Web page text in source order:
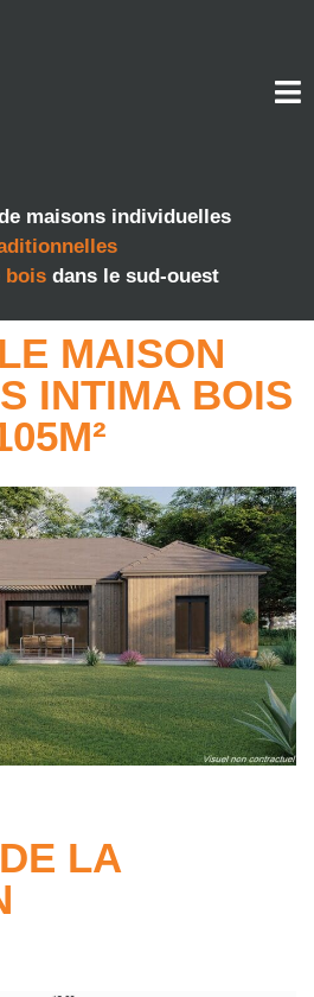
maisons individuelles
bois dans le sud-ouest
MAISON
INTIMA BOIS
LA